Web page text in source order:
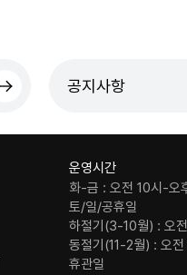
공지사항
운영시간
화-금 : 오전 10시-오
토/일/공휴일
하절기(3-10월) : 오
동절기(11-2월) : 오
휴관일